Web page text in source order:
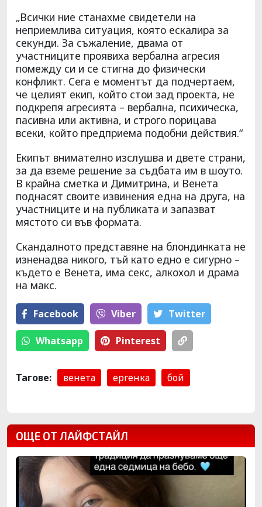
„Всички ние станахме свидетели на
неприемлива ситуация, която ескалира за
секунди. За съжаление, двама от
участниците проявиха вербална агресия
помежду си и се стигна до физически
конфликт. Сега е моментът да подчертаем,
че целият екип, който стои зад проекта, не
подкрепя агресията – вербална, психическа,
пасивна или активна, и строго порицава
всеки, който предприема подобни действия.“
Екипът внимателно изслушва и двете страни,
за да вземе решение за съдбата им в шоуто.
В крайна сметка и Димитрина, и Венета
поднасят своите извинения една на друга, на
участниците и на публиката и запазват
мястото си във формата.
Скандалното представяне на блондинката не
изненадва никого, тъй като едно е сигурно –
където е Венета, има секс, алкохол и драма
на макс.
Facebook Viber Тwitter
Whatsapp Pinterest
Тагове: венета ергенка бой
ОЩЕ ОТ ЛАЙФСТАЙЛ